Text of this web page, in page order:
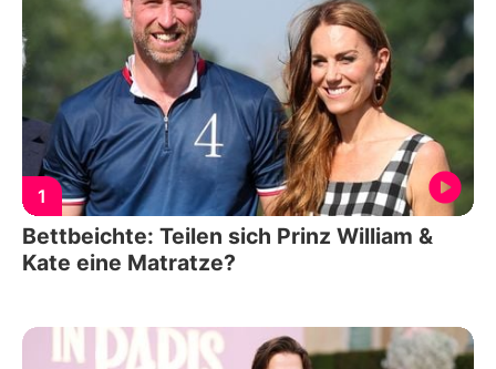
1
Bettbeichte: Teilen sich Prinz William &
Kate eine Matratze?